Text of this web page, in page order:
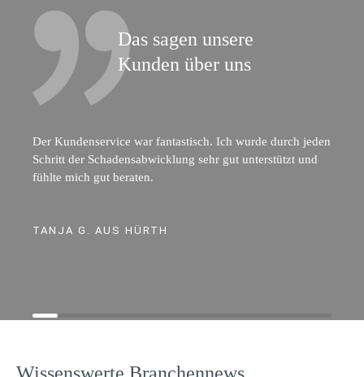
Das sagen unsere
Kunden über uns
Der Kundenservice war fantastisch. Ich wurde durch jeden
Schritt der Schadensabwicklung sehr gut unterstützt und
fühlte mich gut beraten.
TANJA G. AUS HÜRTH
Wissenswerte Branchennews